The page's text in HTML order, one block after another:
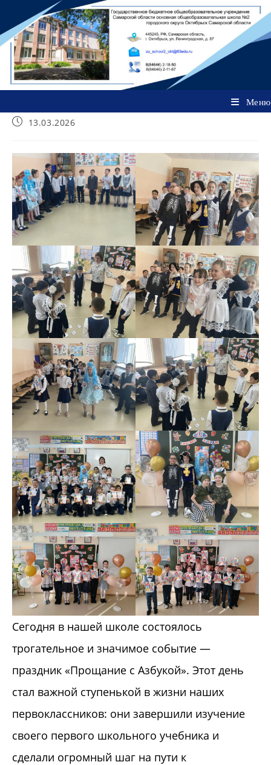
содержимому
Меню
Запись13.03.2026
Сегодня в нашей школе состоялось
трогательное и значимое событие —
праздник «Прощание с Азбукой». Этот день
стал важной ступенькой в жизни наших
первоклассников: они завершили изучение
своего первого школьного учебника и
сделали огромный шаг на пути к